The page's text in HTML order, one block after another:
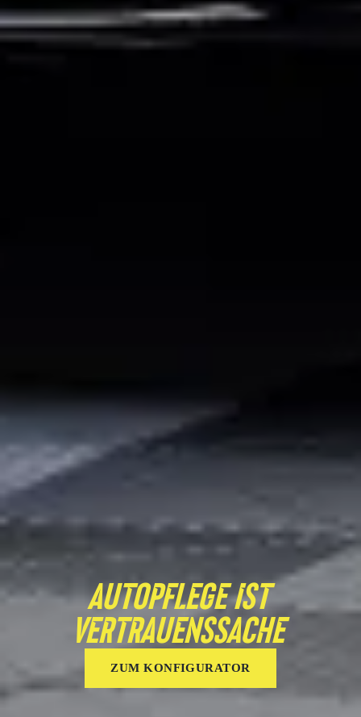
Auto­pflege ist
Ver­trauens­sache
ZUM KONFIGURATOR